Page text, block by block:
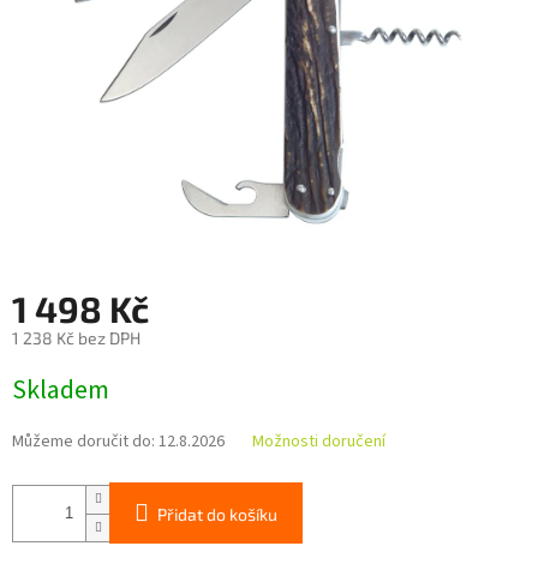
1 498 Kč
1 238 Kč bez DPH
cena:
Skladem
Můžeme doručit do: 12.8.2026 Možnosti doručení
Přidat do košíku